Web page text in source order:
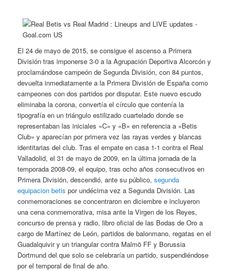
El 24 de mayo de 2015, se consigue el ascenso a Primera
División tras imponerse 3-0 a la Agrupación Deportiva Alcorcón y
proclamándose campeón de Segunda División, con 84 puntos,
devuelta inmediatamente a la Primera División de España como
campeones con dos partidos por disputar. Este nuevo escudo
eliminaba la corona, convertía el círculo que contenía la
tipografía en un triángulo estilizado cuartelado donde se
representaban las iniciales «C» y «B» en referencia a «Betis
Club» y aparecían por primera vez las rayas verdes y blancas
identitarias del club. Tras el empate en casa 1-1 contra el Real
Valladolid, el 31 de mayo de 2009, en la última jornada de la
temporada 2008-09, el equipo, tras ocho años consecutivos en
Primera División, descendió, ante su público,segunda
equipacion betis por undécima vez a Segunda División. Las
conmemoraciones se concentraron en diciembre e incluyeron
una cena conmemorativa, misa ante la Virgen de los Reyes,
concurso de prensa y radio, libro oficial de las Bodas de Oro a
cargo de Martínez de León, partidos de balonmano, regatas en el
Guadalquivir y un triangular contra Malmö FF y Borussia
Dortmund del que solo se celebraría un partido, suspendiéndose
por el temporal de final de año.